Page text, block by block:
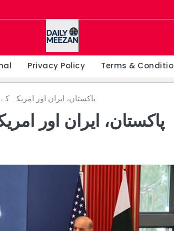
Privacy Policy Terms &
پاکستان، ایران اور
پاکستان، ایران اور